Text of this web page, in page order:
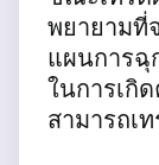
พยายามที่
แผนการฉุ
ในการเกิ
สามารถเ